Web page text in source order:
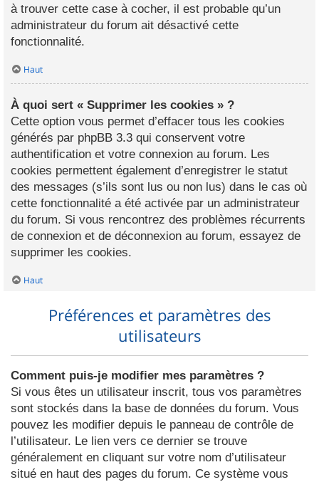
à trouver cette case à cocher, il est probable qu’un
administrateur du forum ait désactivé cette
fonctionnalité.
Haut
À quoi sert « Supprimer les cookies » ?
Cette option vous permet d’effacer tous les cookies
générés par phpBB 3.3 qui conservent votre
authentification et votre connexion au forum. Les
cookies permettent également d’enregistrer le statut
des messages (s’ils sont lus ou non lus) dans le cas où
cette fonctionnalité a été activée par un administrateur
du forum. Si vous rencontrez des problèmes récurrents
de connexion et de déconnexion au forum, essayez de
supprimer les cookies.
Haut
Préférences et paramètres des
utilisateurs
Comment puis-je modifier mes paramètres ?
Si vous êtes un utilisateur inscrit, tous vos paramètres
sont stockés dans la base de données du forum. Vous
pouvez les modifier depuis le panneau de contrôle de
l’utilisateur. Le lien vers ce dernier se trouve
généralement en cliquant sur votre nom d’utilisateur
situé en haut des pages du forum. Ce système vous